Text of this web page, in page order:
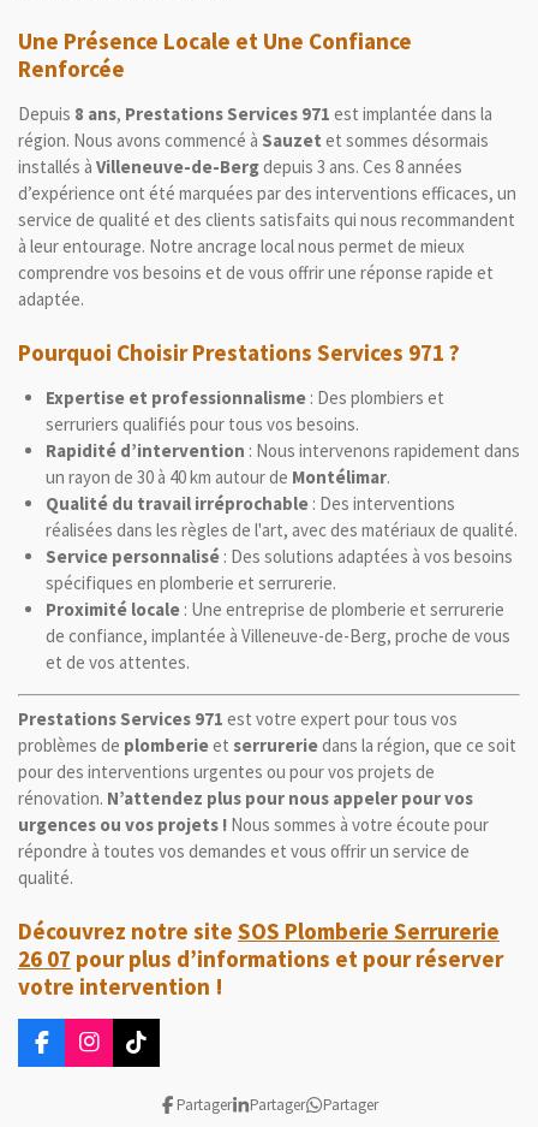
Une Présence Locale et Une Confiance
Renforcée
Depuis 8 ans, Prestations Services 971 est implantée dans la
région. Nous avons commencé à Sauzet et sommes désormais
installés à Villeneuve-de-Bergdepuis 3 ans. Ces 8 années
d’expérience ont été marquées par des interventions efficaces, un
service de qualité et des clients satisfaits qui nous recommandent
à leur entourage. Notre ancrage local nous permet de mieux
comprendre vos besoins et de vous offrir une réponse rapide et
adaptée.
Pourquoi Choisir Prestations Services 971 ?
Expertise et professionnalisme : Des plombiers et
serruriers qualifiés pour tous vos besoins.
Rapidité d’intervention : Nous intervenons rapidement dans
un rayon de 30 à 40 km autour de Montélimar.
Qualité du travail irréprochable : Des interventions
réalisées dans les règles de l'art, avec des matériaux de qualité.
Service personnalisé : Des solutions adaptées à vos besoins
spécifiques en plomberie et serrurerie.
Proximité locale : Une entreprise de plomberie et serrurerie
de confiance, implantée à Villeneuve-de-Berg, proche de vous
et de vos attentes.
Prestations Services 971 est votre expert pour tous vos
problèmes de plomberieet serrureriedans la région, que ce soit
pour des interventions urgentes ou pour vos projets de
rénovation. N’attendez plus pour nous appeler pour vos
urgences ou vos projets ! Nous sommes à votre écoute pour
répondre à toutes vos demandes et vous offrir un service de
qualité.
Découvrez notre site SOS Plomberie Serrurerie
26 07 pour plus d’informations et pour réserver
votre intervention !
F
a
I
n
T
i
Partager Partager Partager